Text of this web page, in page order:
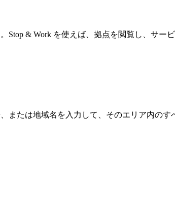
Stop & Work を使えば、拠点を閲覧し、サ
たは地域名を入力して、そのエリア内のす